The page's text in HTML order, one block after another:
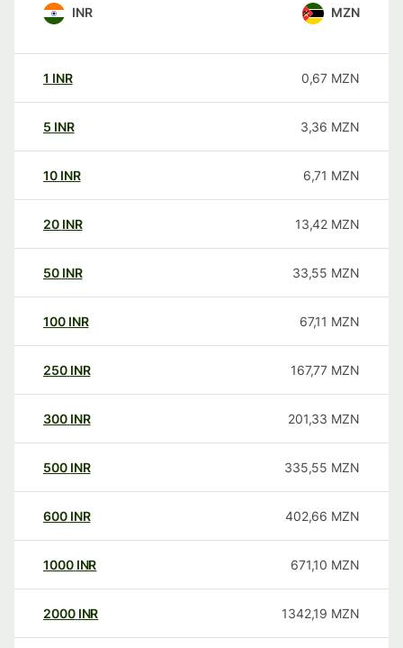
INR MZN
1 INR 0,67 MZN
5 INR 3,36 MZN
10 INR 6,71 MZN
20 INR 13,42 MZN
50 INR 33,55 MZN
100 INR 67,11 MZN
250 INR 167,77 MZN
300 INR 201,33 MZN
500 INR 335,55 MZN
600 INR 402,66 MZN
1000 INR 671,10 MZN
2000 INR 1342,19 MZN